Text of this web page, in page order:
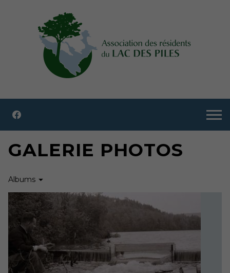
GALERIE PHOTOS
Albums